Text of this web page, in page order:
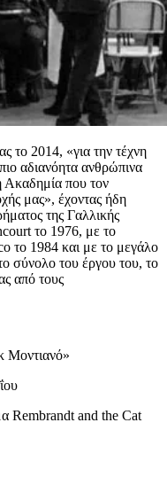
το 2014, «για την τέχνη
αδιανόητα ανθρώπινα
που τον
μας», έχοντας ήδη
της Γαλλικής
το 1976, με το
το 1984 και με το μεγάλο
σύνολο του έργου του, το
από τους
Μοντιανό»
Rembrandt and the Cat